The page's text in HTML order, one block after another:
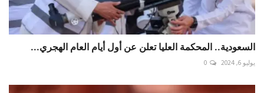
السعودية.. المحكمة العليا تعلن عن أول أيام العام الهجري...
يوليو 6, 2024 0